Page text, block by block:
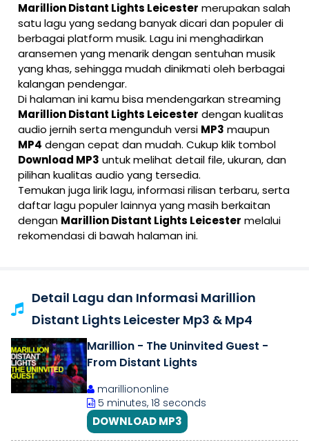
Marillion Distant Lights Leicester merupakan salah
satu lagu yang sedang banyak dicari dan populer di
berbagai platform musik. Lagu ini menghadirkan
aransemen yang menarik dengan sentuhan musik
yang khas, sehingga mudah dinikmati oleh berbagai
kalangan pendengar.
Di halaman ini kamu bisa mendengarkan streaming
Marillion Distant Lights Leicester dengan kualitas
audio jernih serta mengunduh versi MP3 maupun
MP4 dengan cepat dan mudah. Cukup klik tombol
Download MP3 untuk melihat detail file, ukuran, dan
pilihan kualitas audio yang tersedia.
Temukan juga lirik lagu, informasi rilisan terbaru, serta
daftar lagu populer lainnya yang masih berkaitan
dengan Marillion Distant Lights Leicester melalui
rekomendasi di bawah halaman ini.
Detail Lagu dan Informasi Marillion
Distant Lights Leicester Mp3 & Mp4
Marillion - The Uninvited Guest -
From Distant Lights
marilliononline
5 minutes, 18 seconds
DOWNLOAD MP3